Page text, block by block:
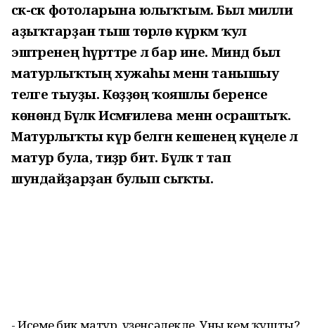
сәк-сәк фотоларына юлыҡтым. Был милли
аҙыҡтарҙан тыш төрлө күркәм ҡул
эштәренең һүрәттәре лә бар ине. Миндә был
матурлыҡтың хужаһы менән танышыу
теләге тыуҙы. Көҙҙөң ҡояшлы беренсе
көнөндә Бүләк Исмәғилева менән осраштыҡ.
Матурлыҡты күрә белгән кешенең күңеле лә
матур була, тиҙәр бит. Бүләк тә тап
шундайҙарҙан булып сыҡты.